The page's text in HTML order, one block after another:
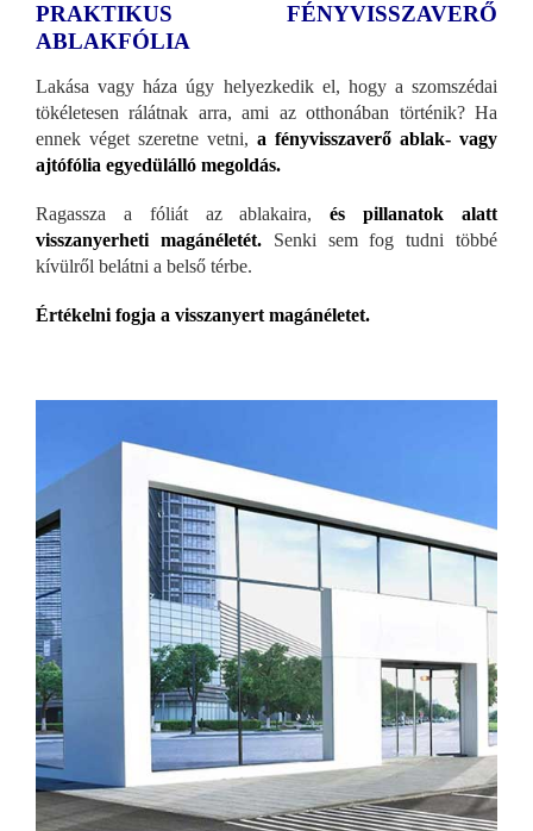
PRAKTIKUS FÉNYVISSZAVERŐ
ABLAKFÓLIA
Lakása vagy háza úgy helyezkedik el, hogy a szomszédai
tökéletesen rálátnak arra, ami az otthonában történik? Ha
ennek véget szeretne vetni, a fényvisszaverő ablak- vagy
ajtófólia egyedülálló megoldás.
Ragassza a fóliát az ablakaira, és pillanatok alatt
visszanyerheti magánéletét.Senki sem fog tudni többé
kívülről belátni a belső térbe.
Értékelni fogja a visszanyert magánéletet.